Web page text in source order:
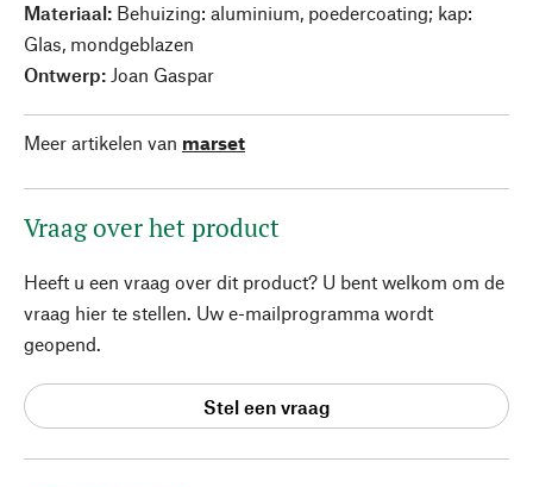
Materiaal: Behuizing: aluminium, poedercoating; kap:
Glas, mondgeblazen
Ontwerp: Joan Gaspar
Meer artikelen van marset
Vraag over het product
Heeft u een vraag over dit product? U bent welkom om de
vraag hier te stellen. Uw e-mailprogramma wordt
geopend.
Stel een vraag